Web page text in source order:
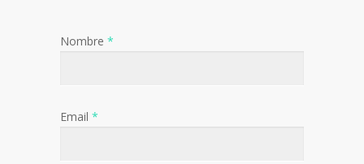
Nombre *
Email *